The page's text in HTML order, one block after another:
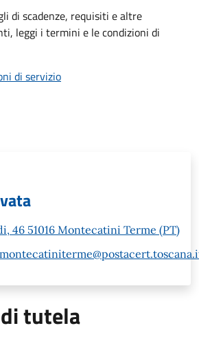
di scadenze, requisiti e altre
leggi i termini e le condizioni di
di servizio
46 51016 Montecatini Terme (PT)
tutela